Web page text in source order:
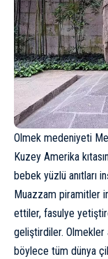
Olmek medeniyeti
Kuzey Amerika
bebek yüzlü anıtları
Muazzam piramitler
ettiler, fasulye
geliştirdiler. Olmekler
böylece tüm dünya